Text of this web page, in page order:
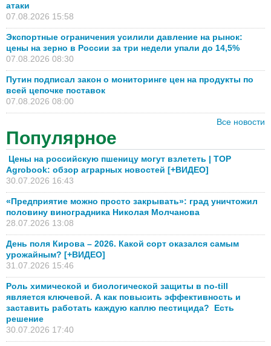
атаки
07.08.2026 15:58
Экспортные ограничения усилили давление на рынок:
цены на зерно в России за три недели упали до 14,5%
07.08.2026 08:30
Путин подписал закон о мониторинге цен на продукты по
всей цепочке поставок
07.08.2026 08:00
Все новости
Популярное
Цены на российскую пшеницу могут взлететь | TOP
Agrobook: обзор аграрных новостей [+ВИДЕО]
30.07.2026 16:43
«Предприятие можно просто закрывать»: град уничтожил
половину виноградника Николая Молчанова
28.07.2026 13:08
День поля Кирова – 2026. Какой сорт оказался самым
урожайным? [+ВИДЕО]
31.07.2026 15:46
Роль химической и биологической защиты в no-till
является ключевой. А как повысить эффективность и
заставить работать каждую каплю пестицида? Есть
решение
30.07.2026 17:40